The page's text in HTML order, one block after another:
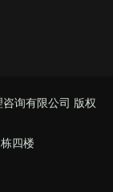
询有限公司 版权
四楼